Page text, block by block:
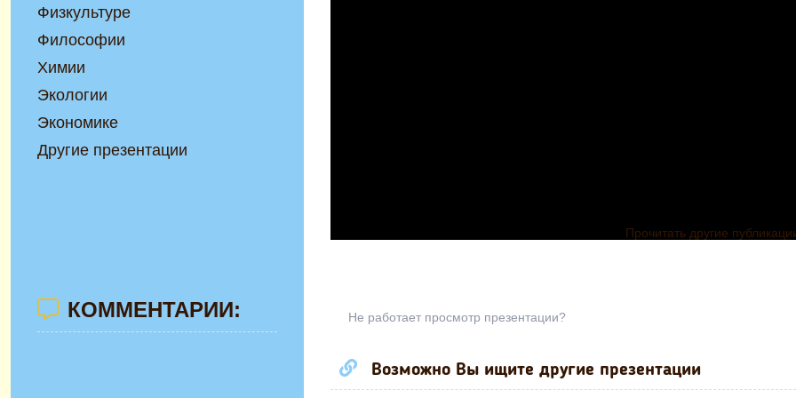
Прочитать другие
Не работает просмотр презентации?
Возможно Вы ищите другие презентации
Физкультуре
Философии
Химии
Экологии
Экономике
Другие презентации
КОММЕНТАРИИ: